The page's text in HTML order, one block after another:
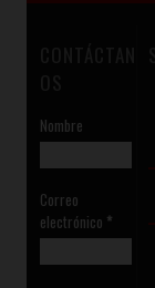
Nombre
Correo
electrónico *